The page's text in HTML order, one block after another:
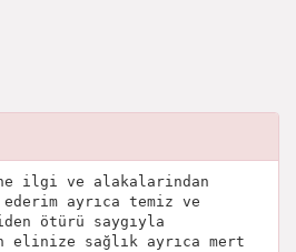
ilgi ve alakalarindan
ayrıca temiz ve
ötürü saygıyla
elinize sağlık ayrıca mert